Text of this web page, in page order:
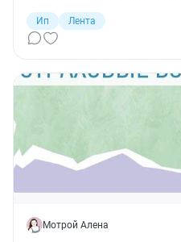
упрощенную систему
учитывать расходы при
дальнейшей уплаты
Ип
Лента
Мотрой Алена